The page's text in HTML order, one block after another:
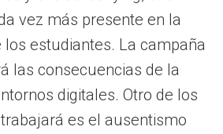
vez más presente en la
los estudiantes. La campaña
las consecuencias de la
digitales. Otro de los
es el ausentismo